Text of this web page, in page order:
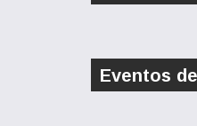
Eventos